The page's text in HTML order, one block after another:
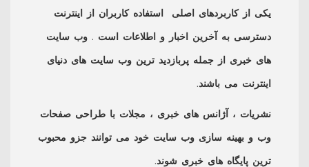
یکی از کاربردهای اصلی استفاده کاربران از اینترنت
دسترسی به آخرین اخبار و اطلاعات است . وب سایت
های خبری از جمله پربازدید ترین وب سایت های دنیای
اینترنت می باشند.
نشریات ، آژانس های خبری ، مجلات با طراحی صفحات
وب و بهینه سازی وب سایت خود می توانند جزو محبوب
ترین پایگاه های خبری شوند.